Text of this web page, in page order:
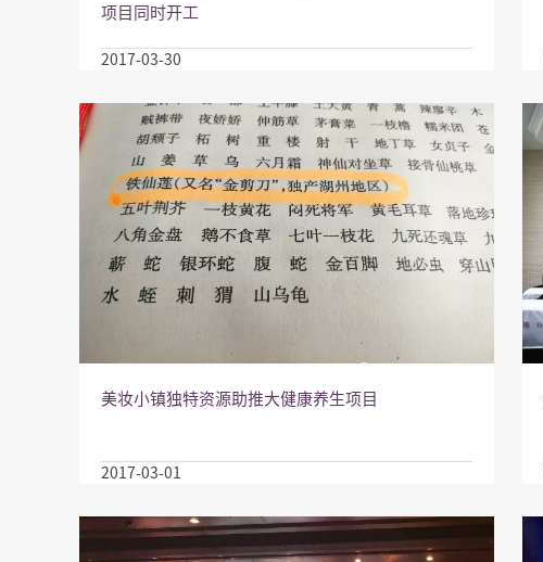
项目同时开工
2017-03-30
美妆小镇独特资源助推大健康养生项目
2017-03-01